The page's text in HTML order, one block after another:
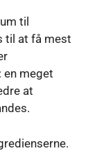
til
til at få mest
en meget
at